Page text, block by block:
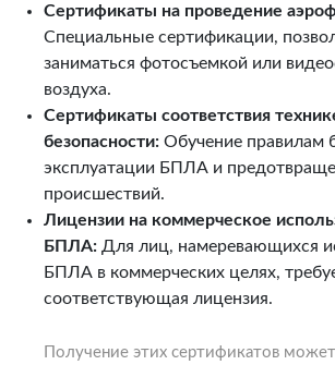
Сертификаты на проведение
Специальные сертификации,
заниматься фотосъемкой или
воздуха.
Сертификаты соответствия
безопасности: Обучение правилам
эксплуатации БПЛА и
происшествий.
Лицензии на коммерческое
БПЛА: Для лиц, намеревающихся
БПЛА в коммерческих целях,
соответствующая лицензия.
Получение этих сертификатов